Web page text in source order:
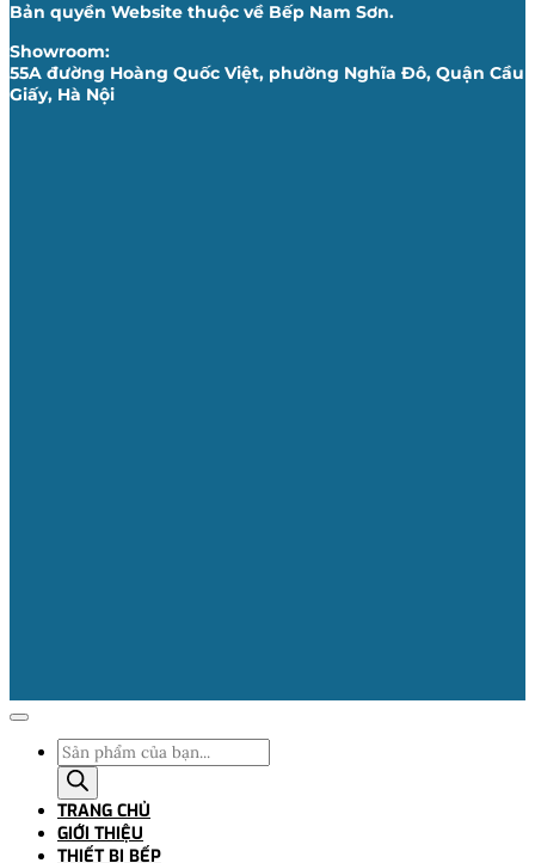
Bản quyền Website thuộc về Bếp Nam Sơn.
Showroom:
55A đường Hoàng Quốc Việt, phường Nghĩa Đô, Quận Cầu
Giấy, Hà Nội
Tìm
kiếm
sản
phẩm
TRANG CHỦ
GIỚI THIỆU
THIẾT BỊ BẾP